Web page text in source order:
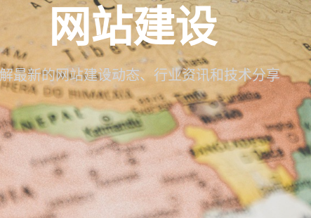
网站建设
最新的网站建设动态、行业资讯和技术分享